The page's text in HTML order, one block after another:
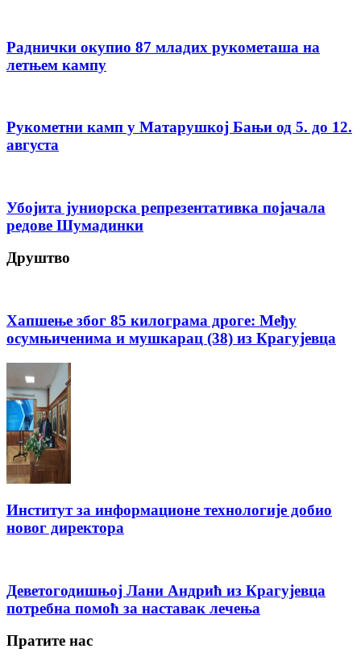
Раднички окупио 87 младих рукометаша на
летњем кампу
Рукометни камп у Матарушкој Бањи од 5. до 12.
августа
Убојита јуниорска репрезентативка појачала
редове Шумадинки
Друштво
Хапшење због 85 килограма дроге: Међу
осумњиченима и мушкарац (38) из Крагујевца
Институт за информационе технологије добио
новог директора
Деветогодишњој Лани Андрић из Крагујевца
потребна помоћ за наставак лечења
Пратите нас